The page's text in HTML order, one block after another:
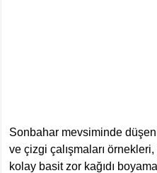
Sonbahar mevsiminde düşen
ve çizgi çalışmaları
kolay basit zor kağıdı